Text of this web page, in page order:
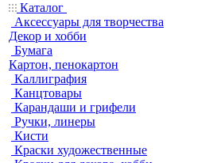
Каталог
Аксессуары для творчества
Декор и хобби
Бумага
Картон, пенокартон
Каллиграфия
Канцтовары
Карандаши и грифели
Ручки, линеры
Кисти
Краски художественные